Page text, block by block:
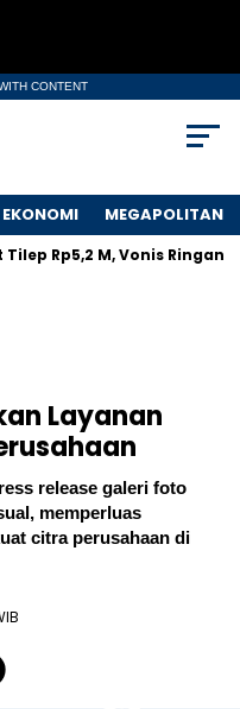
CONTENT
EKONOMI MEGAPOLITAN
M, Vonis Ringan Bikin
Layanan
release galeri foto
memperluas
citra perusahaan di